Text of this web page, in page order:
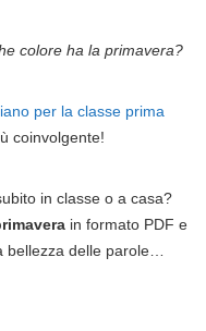
colore ha la primavera?
per la classe prima
coinvolgente!
in classe o a casa?
in formato PDF e
bellezza delle parole…